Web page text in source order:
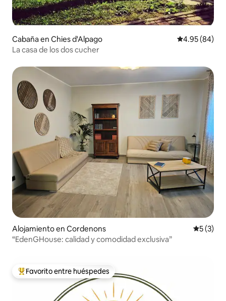
Cabaña en Chies d'Alpago Calificación
4.95 (84)
La casa de los dos cucher
Alojamiento en Cordenons
5 (3)
“EdenGHouse: calidad y comodidad exclusiva”
Favorito entre huéspedes preferido
Favorito entre huéspedes